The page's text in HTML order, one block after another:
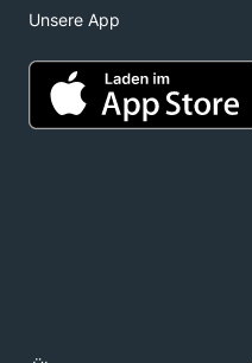
Unsere App